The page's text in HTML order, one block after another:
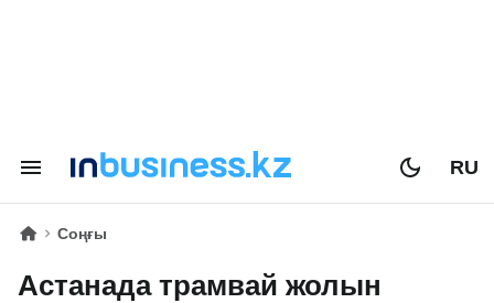
RU
Соңғы
Астанада трамвай жолын